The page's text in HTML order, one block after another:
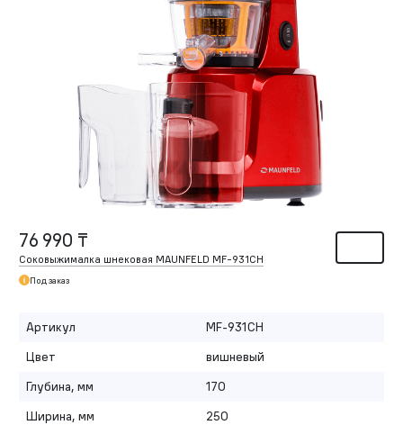
76 990 ₸
Соковыжималка шнековая MAUNFELD MF-931CH
Под заказ
Артикул
MF-931CH
Цвет
вишневый
Глубина, мм
170
Ширина, мм
250